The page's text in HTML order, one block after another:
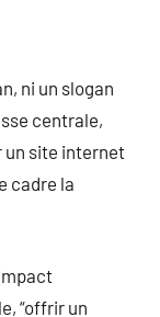
ni un slogan
centrale,
un site internet
cadre la
“offrir un